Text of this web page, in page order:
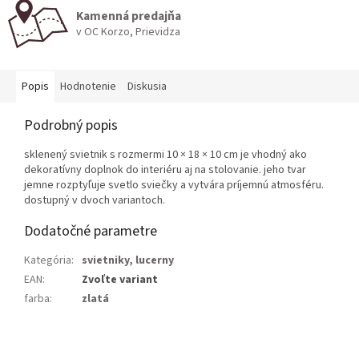
Kamenná predajňa
v OC Korzo, Prievidza
Popis Hodnotenie Diskusia
Podrobný popis
sklenený svietnik s rozmermi 10 × 18 × 10 cm je vhodný ako
dekoratívny doplnok do interiéru aj na stolovanie. jeho tvar
jemne rozptyľuje svetlo sviečky a vytvára príjemnú atmosféru.
dostupný v dvoch variantoch.
Dodatočné parametre
Kategória: svietniky, lucerny
EAN:
Zvoľte variant
farba: zlatá